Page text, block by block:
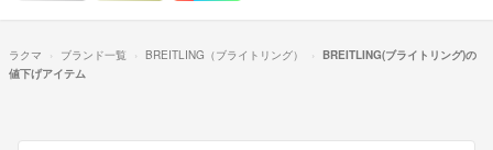
ラクマ ブランド一覧 BREITLING（ブライトリング）
BREITLING(ブライトリング)の
値下げアイテム